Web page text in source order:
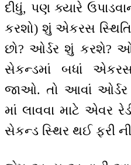
દીધું, પણ ક્યારે
કરશો) શું એકરસ
છો? ઓર્ડર શું કરશે?
સેકન્ડમાં બધાં
જાઓ. તો આવાં ઓર્ડર
માં લાવવા માટે એવર
સેકન્ડ સ્થિર થઈ ફરી